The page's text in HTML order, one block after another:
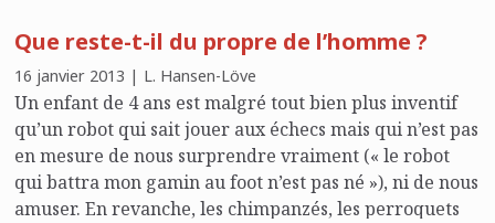
Que reste-t-il du propre de l’homme ?
16 janvier 2013 | L. Hansen-Löve
Un enfant de 4 ans est malgré tout bien plus inventif
qu’un robot qui sait jouer aux échecs mais qui n’est pas
en mesure de nous surprendre vraiment (« le robot
qui battra mon gamin au foot n’est pas né »), ni de nous
amuser. En revanche, les chimpanzés, les perroquets